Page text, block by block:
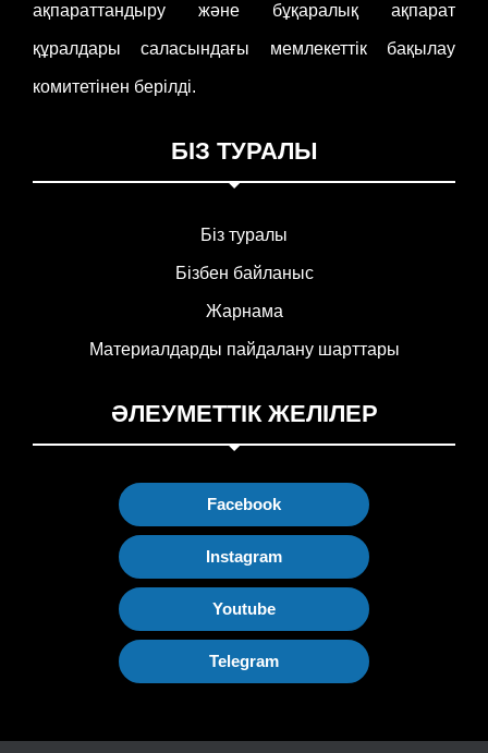
ақпараттандыру және бұқаралық ақпарат
құралдары саласындағы мемлекеттік бақылау
комитетінен берілді.
БІЗ ТУРАЛЫ
Біз туралы
Бізбен байланыс
Жарнама
Материалдарды пайдалану шарттары
ӘЛЕУМЕТТІК ЖЕЛІЛЕР
Facebook
Instagram
Youtube
Telegram